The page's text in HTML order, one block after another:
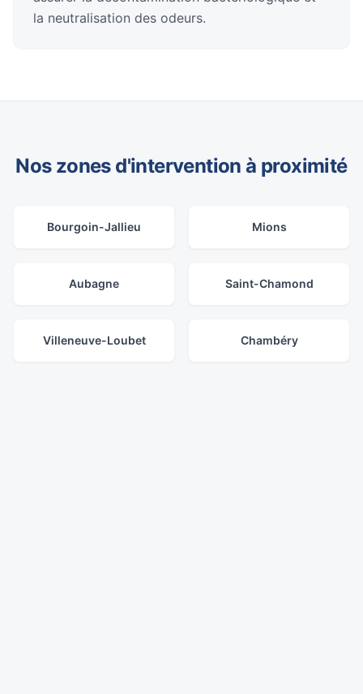
la neutralisation des odeurs.
Nos zones d'intervention à proximité
Bourgoin-Jallieu Mions
Aubagne Saint-Chamond
Villeneuve-Loubet Chambéry